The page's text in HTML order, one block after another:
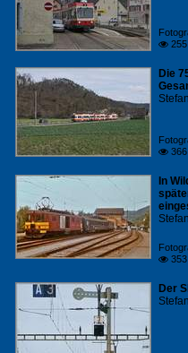
 255
Die
 366
In
 353
Der